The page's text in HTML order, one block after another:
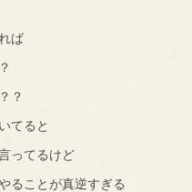
ば
？
てると
ってるけど
ることが真逆すぎる